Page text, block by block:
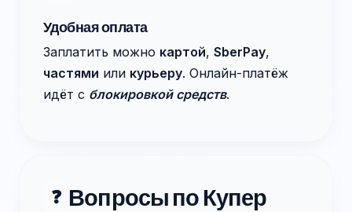
Удобная оплата
Заплатить можно картой, SberPay,
частями или курьеру. Онлайн-платёж
идёт с блокировкой средств.
❓ Вопросы по Купер